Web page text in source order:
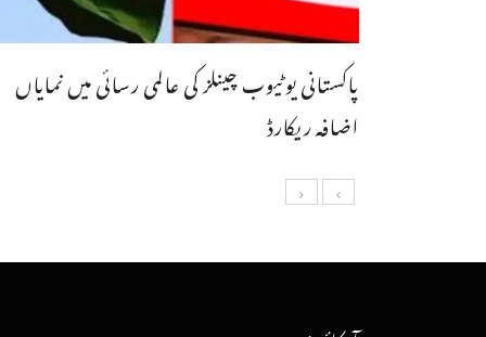
پاکستانی یوٹیوب چینلز کی عالمی رسائی میں نمایاں
اضافہ ریکارڈ